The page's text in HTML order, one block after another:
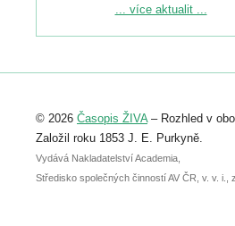
Podrobnější informace ke konferenci
Registrovat se můžete do 6. září.
abstraktu přihlášené přednášky
posteru je už 30. června.
... více aktualit ...
© 2026 Časopis ŽIVA– Rozhled v
Založil roku 1853 J. E. Purkyně.
Vydává Nakladatelství Academia,
Středisko společných činností AV ČR, v. v. i.,